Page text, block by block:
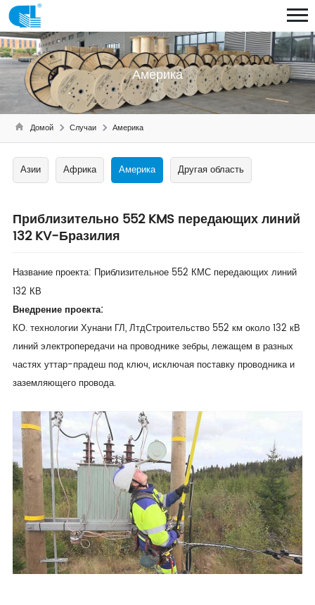
Америка
Домой Случаи Америка
Азии Африка Америка Другая область
Приблизительно 552 KMS передающих линий
132 KV-Бразилия
Название проекта: Приблизительное 552 КМС передающих линий
132 КВ
Внедрение проекта:
КО. технологии Хунани ГЛ, ЛтдСтроительство 552 км около 132 кВ
линий электропередачи на проводнике зебры, лежащем в разных
частях уттар-прадеш под ключ, исключая поставку проводника и
заземляющего провода.